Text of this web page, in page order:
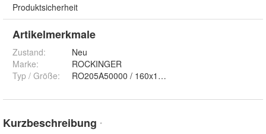
Produktsicherheit
Artikelmerkmale
Zustand:
Neu
Marke:
ROCKINGER
Typ / Größe:
Kurzbeschreibung *